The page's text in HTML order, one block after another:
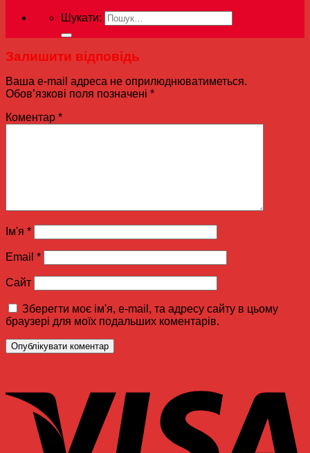
Шукати:
Залишити відповідь
Ваша e-mail адреса не оприлюднюватиметься.
Обов’язкові поля позначені *
Коментар *
Ім'я *
Email *
Сайт
Зберегти моє ім'я, e-mail, та адресу сайту в цьому
браузері для моїх подальших коментарів.